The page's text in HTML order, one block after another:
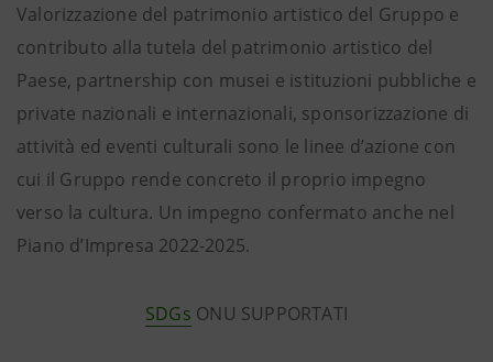
Valorizzazione del patrimonio artistico del Gruppo e
contributo alla tutela del patrimonio artistico del
Paese, partnership con musei e istituzioni pubbliche e
private nazionali e internazionali, sponsorizzazione di
attività ed eventi culturali sono le linee d’azione con
cui il Gruppo rende concreto il proprio impegno
verso la cultura. Un impegno confermato anche nel
Piano d’Impresa 2022-2025.
SDGs ONU SUPPORTATI